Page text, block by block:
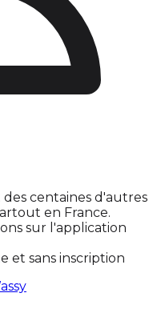
centaines d'autres
en France.
sur l'application
et sans inscription